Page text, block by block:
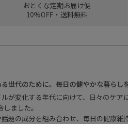
おとくな定期お届け便
10%OFF・送料無料
世代のために。毎日の健やかな暮らし
が変化する年代に向けて、日々のケ
ました。
題の成分を組み合わせ、毎日の健康維